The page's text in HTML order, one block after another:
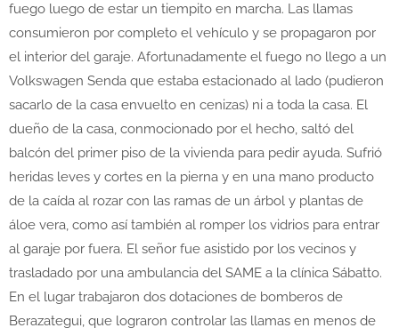
fuego luego de estar un tiempito en marcha. Las llamas
consumieron por completo el vehículo y se propagaron por
el interior del garaje. Afortunadamente el fuego no llego a un
Volkswagen Senda que estaba estacionado al lado (pudieron
sacarlo de la casa envuelto en cenizas) ni a toda la casa. El
dueño de la casa, conmocionado por el hecho, saltó del
balcón del primer piso de la vivienda para pedir ayuda. Sufrió
heridas leves y cortes en la pierna y en una mano producto
de la caída al rozar con las ramas de un árbol y plantas de
áloe vera, como así también al romper los vidrios para entrar
al garaje por fuera. El señor fue asistido por los vecinos y
trasladado por una ambulancia del SAME a la clínica Sábatto.
En el lugar trabajaron dos dotaciones de bomberos de
Berazategui, que lograron controlar las llamas en menos de